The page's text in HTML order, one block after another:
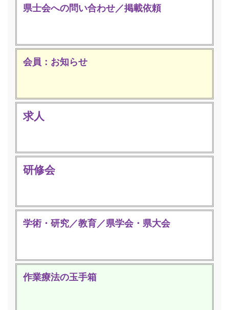
県士会への問い合わせ／掲載依頼
会員：お知らせ
求人
研修会
学術・研究／教育／県学会・県大会
作業療法の玉手箱